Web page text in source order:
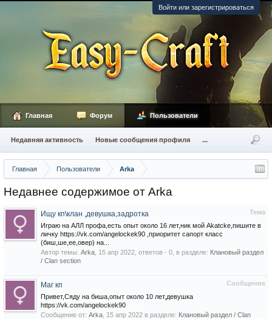
Войти или зарегистрироваться
Главная Пользователи Arka
Недавнее содержимое от Arka
Тема
Ищу кп\клан ,девушка,задротка
Играю на АЛЛ профа,есть опыт около 16 лет,ник мой Akatcke,пишите в
личку https://vk.com/angelockek90 ,приоритет сапорт класс
(биш,ше,ее,овер) на...
Автор темы: Arka 15 апр 2022 , ответов - 0, в разделе: Клановый раздел
/ Сlan section
Сообщение
Маг кп
Привет,Сяду на биша,опыт около 10 лет,девушка
https://vk.com/angelockek90
Сообщение от: Arka 15 апр 2022 в разделе: Клановый раздел / Сlan
Главная Форум Пользователи
Недавняя активность Новые сообщения профиля ...